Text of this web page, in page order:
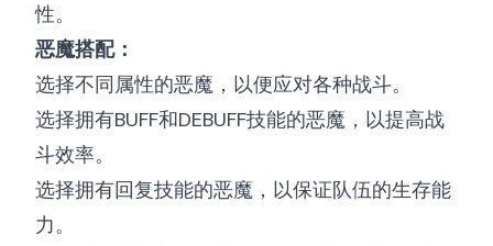
性。
恶魔搭配：
选择不同属性的恶魔，以便应对各种战斗。
选择拥有BUFF和DEBUFF技能的恶魔，以提高战
斗效率。
选择拥有回复技能的恶魔，以保证队伍的生存能
力。